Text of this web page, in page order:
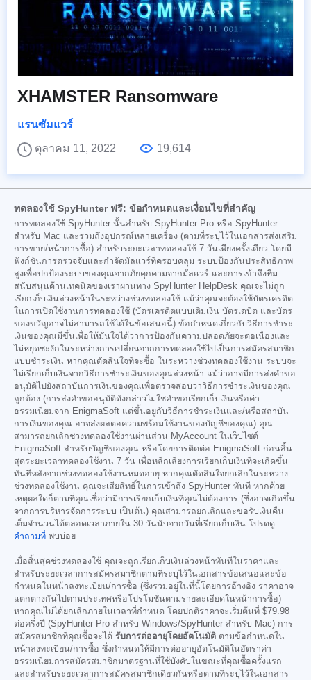
XHAMSTER Ransomware
แรนซัมแวร์
ตุลาคม 11, 2022
19,614
ทดลองใช้ SpyHunter ฟรี: ข้อกำหนดและเงื่อนไขที่สำคัญ
การทดลองใช้ SpyHunter นั้นสำหรับ SpyHunter Pro หรือ SpyHunter
สำหรับ Mac และรวมถึงอุปกรณ์หลายเครื่อง (ตามที่ระบุไว้ในเอกสารส่งเสริม
การขาย/หน้าการซื้อ) สำหรับระยะเวลาทดลองใช้ 7 วันเพียงครั้งเดียว โดยมี
ฟังก์ชันการตรวจจับและกำจัดมัลแวร์ที่ครอบคลุม ระบบป้องกันประสิทธิภาพ
สูงเพื่อปกป้องระบบของคุณจากภัยคุกคามจากมัลแวร์ และการเข้าถึงทีม
สนับสนุนด้านเทคนิคของเราผ่านทาง SpyHunter HelpDesk คุณจะไม่ถูก
เรียกเก็บเงินล่วงหน้าในระหว่างช่วงทดลองใช้ แม้ว่าคุณจะต้องใช้บัตรเครดิต
ในการเปิดใช้งานการทดลองใช้ (บัตรเครดิตแบบเติมเงิน บัตรเดบิต และบัตร
ของขวัญอาจไม่สามารถใช้ได้ในข้อเสนอนี้) ข้อกำหนดเกี่ยวกับวิธีการชำระ
เงินของคุณมีขึ้นเพื่อให้มั่นใจได้ว่าการป้องกันความปลอดภัยจะต่อเนื่องและ
ไม่หยุดชะงักในระหว่างการเปลี่ยนจากการทดลองใช้ไปเป็นการสมัครสมาชิก
แบบชำระเงิน หากคุณตัดสินใจที่จะซื้อ ในระหว่างช่วงทดลองใช้งาน ระบบจะ
ไม่เรียกเก็บเงินจากวิธีการชำระเงินของคุณล่วงหน้า แม้ว่าอาจมีการส่งคำขอ
อนุมัติไปยังสถาบันการเงินของคุณเพื่อตรวจสอบว่าวิธีการชำระเงินของคุณ
ถูกต้อง (การส่งคำขออนุมัติดังกล่าวไม่ใช่คำขอเรียกเก็บเงินหรือค่า
ธรรมเนียมจาก EnigmaSoft แต่ขึ้นอยู่กับวิธีการชำระเงินและ/หรือสถาบัน
การเงินของคุณ อาจส่งผลต่อความพร้อมใช้งานของบัญชีของคุณ) คุณ
สามารถยกเลิกช่วงทดลองใช้งานผ่านส่วน MyAccount ในเว็บไซต์
EnigmaSoft สำหรับบัญชีของคุณ หรือโดยการติดต่อ EnigmaSoft ก่อนสิ้น
สุดระยะเวลาทดลองใช้งาน 7 วัน เพื่อหลีกเลี่ยงการเรียกเก็บเงินที่จะเกิดขึ้น
ทันทีหลังจากช่วงทดลองใช้งานหมดอายุ หากคุณตัดสินใจยกเลิกในระหว่าง
ช่วงทดลองใช้งาน คุณจะเสียสิทธิ์ในการเข้าถึง SpyHunter ทันที หากด้วย
เหตุผลใดก็ตามที่คุณเชื่อว่ามีการเรียกเก็บเงินที่คุณไม่ต้องการ (ซึ่งอาจเกิดขึ้น
จากการบริหารจัดการระบบ เป็นต้น) คุณสามารถยกเลิกและขอรับเงินคืน
เต็มจำนวนได้ตลอดเวลาภายใน 30 วันนับจากวันที่เรียกเก็บเงิน โปรดดู
คำถามที่ พบบ่อย
เมื่อสิ้นสุดช่วงทดลองใช้ คุณจะถูกเรียกเก็บเงินล่วงหน้าทันทีในราคาและ
สำหรับระยะเวลาการสมัครสมาชิกตามที่ระบุไว้ในเอกสารข้อเสนอและข้อ
กำหนดในหน้าลงทะเบียน/การซื้อ (ซึ่งรวมอยู่ในที่นี้โดยการอ้างอิง ราคาอาจ
แตกต่างกันไปตามประเทศหรือโปรโมชั่นตามรายละเอียดในหน้าการซื้อ)
หากคุณไม่ได้ยกเลิกภายในเวลาที่กำหนด โดยปกติราคาจะเริ่มต้นที่ $79.98
ต่อครึ่งปี (SpyHunter Pro สำหรับ Windows/SpyHunter สำหรับ Mac) การ
สมัครสมาชิกที่คุณซื้อจะได้ รับการต่ออายุโดยอัตโนมัติ ตามข้อกำหนดใน
หน้าลงทะเบียน/การซื้อ ซึ่งกำหนดให้มีการต่ออายุอัตโนมัติในอัตราค่า
ธรรมเนียมการสมัครสมาชิกมาตรฐานที่ใช้บังคับในขณะที่คุณซื้อครั้งแรก
และสำหรับระยะเวลาการสมัครสมาชิกเดียวกันหรือตามที่ระบุไว้ในเอกสาร